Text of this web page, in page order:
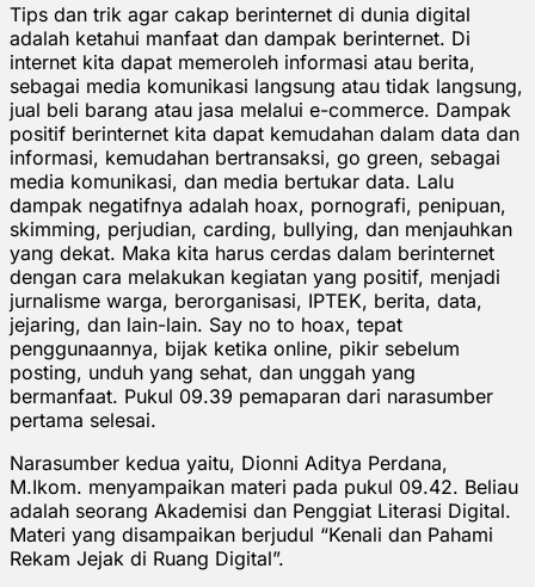
Tips dan trik agar cakap berinternet di dunia digital
adalah ketahui manfaat dan dampak berinternet. Di
internet kita dapat memeroleh informasi atau berita,
sebagai media komunikasi langsung atau tidak langsung,
jual beli barang atau jasa melalui e-commerce. Dampak
positif berinternet kita dapat kemudahan dalam data dan
informasi, kemudahan bertransaksi, go green, sebagai
media komunikasi, dan media bertukar data. Lalu
dampak negatifnya adalah hoax, pornografi, penipuan,
skimming, perjudian, carding, bullying, dan menjauhkan
yang dekat. Maka kita harus cerdas dalam berinternet
dengan cara melakukan kegiatan yang positif, menjadi
jurnalisme warga, berorganisasi, IPTEK, berita, data,
jejaring, dan lain-lain. Say no to hoax, tepat
penggunaannya, bijak ketika online, pikir sebelum
posting, unduh yang sehat, dan unggah yang
bermanfaat. Pukul 09.39 pemaparan dari narasumber
pertama selesai.
Narasumber kedua yaitu, Dionni Aditya Perdana,
M.Ikom. menyampaikan materi pada pukul 09.42. Beliau
adalah seorang Akademisi dan Penggiat Literasi Digital.
Materi yang disampaikan berjudul “Kenali dan Pahami
Rekam Jejak di Ruang Digital”.